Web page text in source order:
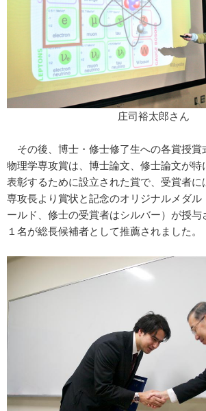
庄司裕太郎さん
その後、博士・修士修了生への各賞授賞
物理学専攻賞は、博士論文、修士論文が特
表彰するために設立された賞で、受賞者に
専攻長より賞状と記念のオリジナルメダル
ールド、修士の受賞者はシルバー）が授与
１名が総長候補者として推薦されました。